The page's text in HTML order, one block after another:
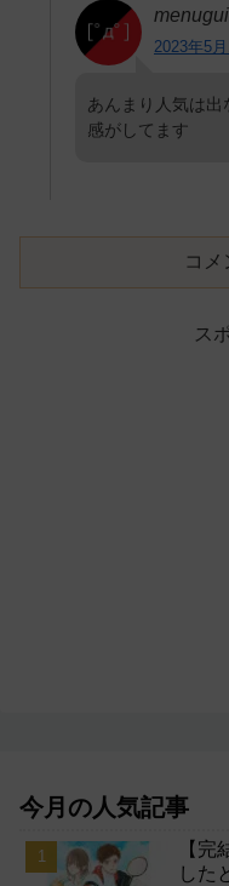
2023年5
あんまり人気は
感がしてます
コ
ス
今月の人気記事
【
した